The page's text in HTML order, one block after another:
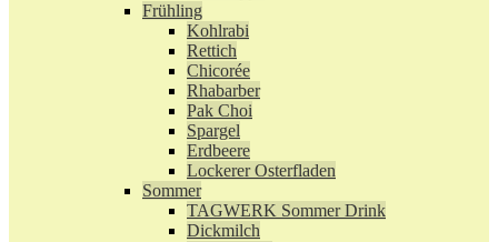
Frühling
Kohlrabi
Rettich
Chicorée
Rhabarber
Pak Choi
Spargel
Erdbeere
Lockerer Osterfladen
Sommer
TAGWERK Sommer Drink
Dickmilch